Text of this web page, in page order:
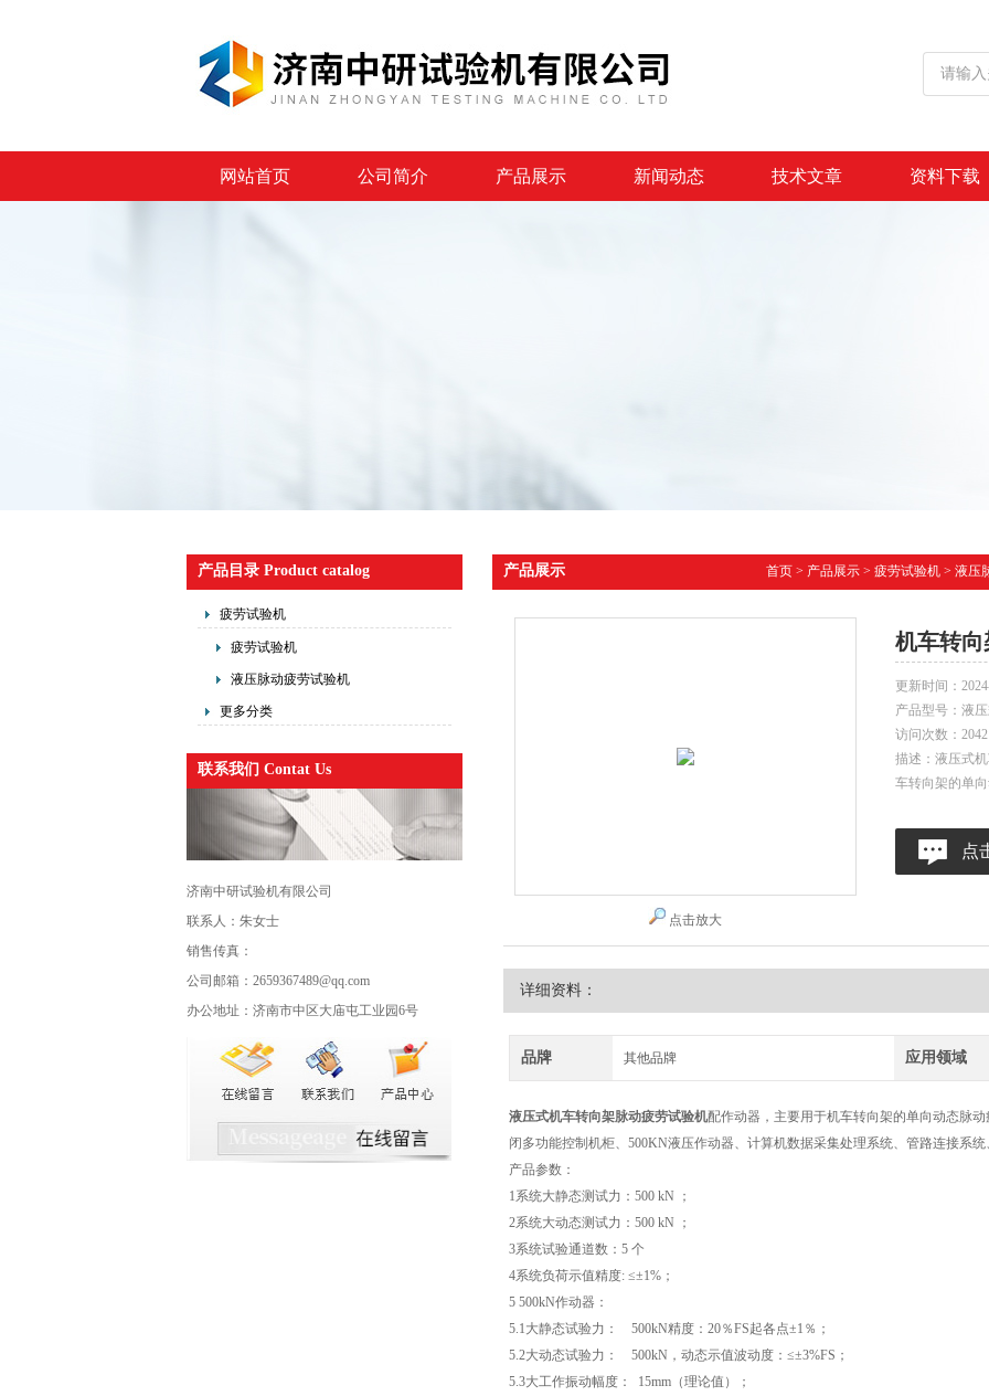
网站首页 公司简介 产品展示 新闻动态 技术文章 资料下载
产品目录 Product catalog
疲劳试验机
疲劳试验机
液压脉动疲劳试验机
更多分类
联系我们 Contat Us
济南中研试验机有限公司
联系人：朱女士
销售传真：
公司邮箱：2659367489@qq.com
办公地址：济南市中区大庙屯工业园6号
产品展示 首页> 产品展示> 疲劳试验机> 液压
点击放大
机车转
更新时间：
产品型号： 液
访问次数： 2042
描述：液压式
车转向架的单
点
详细资料：
品牌 其他品牌 应用领域
液压式机车转向架脉动疲劳试验机配作动器，主要用于机车转向架的单向动态脉
闭多功能控制机柜、500KN液压作动器、计算机数据采集处理系统、管路连接系统
产品参数：
1系统大静态测试力：500 kN ；
2系统大动态测试力：500 kN ；
3系统试验通道数：5 个
4系统负荷示值精度: ≤±1%；
5 500kN作动器：
5.1大静态试验力： 500kN精度：20％FS起各点±1％；
5.2大动态试验力： 500kN，动态示值波动度：≤±3%FS；
5.3大工作振动幅度： 15mm（理论值）；